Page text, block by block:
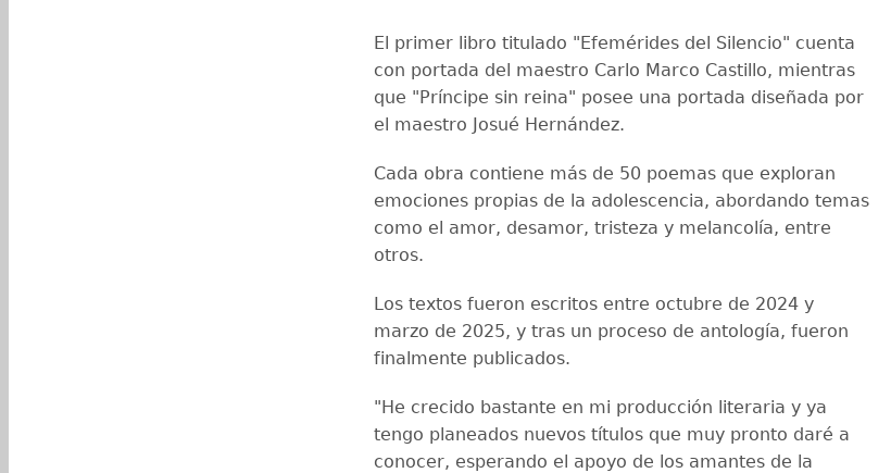
El primer libro titulado "Efemérides del Silencio" cuenta
con portada del maestro Carlo Marco Castillo, mientras
que "Príncipe sin reina" posee una portada diseñada por
el maestro Josué Hernández.
Cada obra contiene más de 50 poemas que exploran
emociones propias de la adolescencia, abordando temas
como el amor, desamor, tristeza y melancolía, entre
otros.
Los textos fueron escritos entre octubre de 2024 y
marzo de 2025, y tras un proceso de antología, fueron
finalmente publicados.
"He crecido bastante en mi producción literaria y ya
tengo planeados nuevos títulos que muy pronto daré a
conocer, esperando el apoyo de los amantes de la